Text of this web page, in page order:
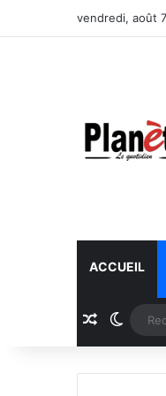
vendredi, août
ACCUEIL
Article